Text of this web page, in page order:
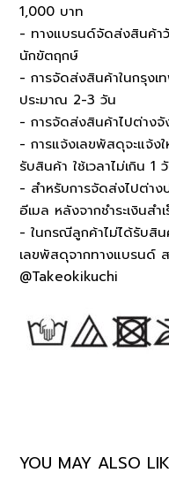
1,000 บาท
- ทางแบรนด์จัดส่งสินค้า
นักขัตฤกษ์
- การจัดส่งสินค้าในกรุงเ
ประมาณ 2-3 วัน
- การจัดส่งสินค้าไปต่างจั
- การแจ้งเลขพัสดุจะแจ้ง
รับสินค้า ใช้เวลาไม่เกิน 1
- สำหรับการจัดส่งไปต่า
อีเมล หลังจากชำระเงินสำ
- ในกรณีลูกค้าไม่ได้รับสิ
เลขพัสดุจากทางแบรนด์
@Takeokikuchi
YOU MAY ALSO